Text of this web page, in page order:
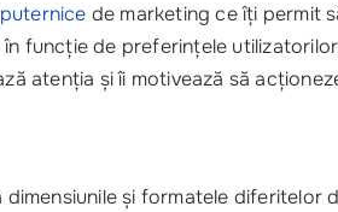
de marketing ce îți permit
funcție de preferințele
atenția și îi motivează să
și formatele diferitelor